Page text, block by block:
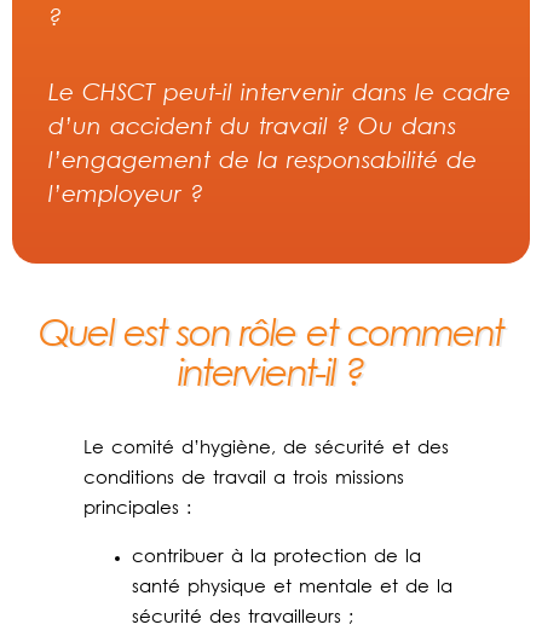
?
Le CHSCT peut-il intervenir dans le cadre
d’un accident du travail ? Ou dans
l’engagement de la responsabilité de
l’employeur ?
Quel est son rôle et comment
intervient-il ?
Le comité d’hygiène, de sécurité et des
conditions de travail a trois missions
principales :
contribuer à la protection de la
santé physique et mentale et de la
sécurité des travailleurs ;